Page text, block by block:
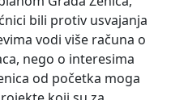
bili protiv usvajanja
vodi više računa o
nego o interesima
od početka moga